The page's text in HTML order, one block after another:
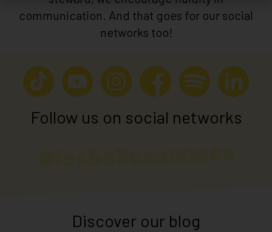
communication. And that goes for our social
networks too!
Follow us on social networks
Discover our blog